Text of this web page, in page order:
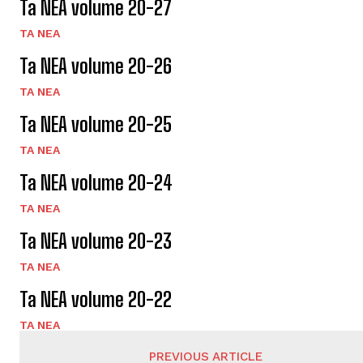
Ta NEA volume 20-27
TA NEA
Ta NEA volume 20-26
TA NEA
Ta NEA volume 20-25
TA NEA
Ta NEA volume 20-24
TA NEA
Ta NEA volume 20-23
TA NEA
Ta NEA volume 20-22
TA NEA
PREVIOUS ARTICLE